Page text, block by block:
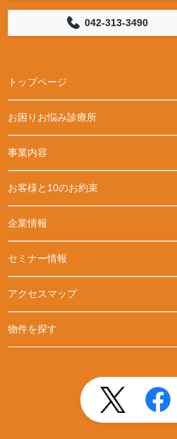
042-313-3490
トップページ
お困りお悩み診療所
事業内容
お客様と10のお約束
企業情報
セミナー情報
アクセスマップ
物件を探す